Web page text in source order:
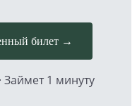
билет →
Займет 1 минуту